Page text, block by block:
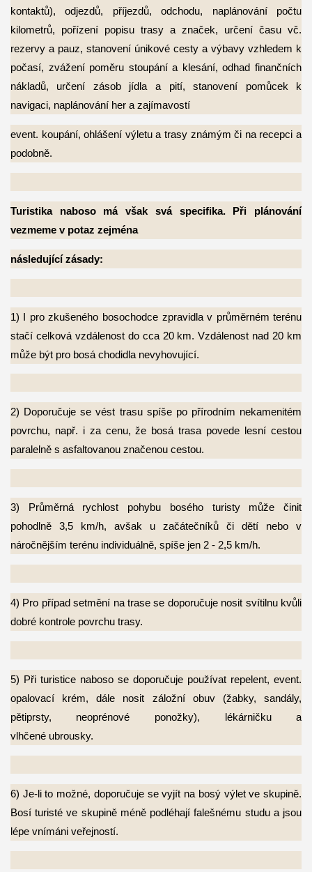
kontaktů), odjezdů, příjezdů, odchodu, naplánování počtu
kilometrů, pořízení popisu trasy a značek, určení času vč.
rezervy a pauz, stanovení únikové cesty a výbavy vzhledem k
počasí, zvážení poměru stoupání a klesání, odhad finančních
nákladů, určení zásob jídla a pití, stanovení pomůcek k
navigaci, naplánování her a zajímavostí
event. koupání, ohlášení výletu a trasy známým či na recepci a
podobně.
Turistika naboso má však svá specifika. Při plánování
vezmeme v potaz zejména
následující zásady:
1) I pro zkušeného bosochodce zpravidla v průměrném terénu
stačí celková vzdálenost do cca 20 km. Vzdálenost nad 20 km
může být pro bosá chodidla nevyhovující.
2) Doporučuje se vést trasu spíše po přírodním nekamenitém
povrchu, např. i za cenu, že bosá trasa povede lesní cestou
paralelně s asfaltovanou značenou cestou.
3) Průměrná rychlost pohybu bosého turisty může činit
pohodlně 3,5 km/h, avšak uzačátečníků či dětí nebo v
náročnějším terénu individuálně, spíše jen 2 - 2,5 km/h.
4) Pro případ setmění na trase se doporučuje nosit svítilnu kvůli
dobré kontrole povrchu trasy.
5) Při turistice naboso se doporučuje používat repelent, event.
opalovací krém, dále nosit záložní obuv (žabky, sandály,
pětiprsty, neoprénové ponožky), lékárničku a
vlhčené ubrousky.
6) Je-li to možné, doporučuje se vyjít na bosý výlet ve skupině.
Bosí turisté ve skupině méně podléhají falešnému studu a jsou
lépe vnímáni veřejností.